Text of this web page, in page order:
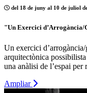
del 18 de juny al 10 de juliol
"Un Exercici d’Arrogància/
Un exercici
arquitectònica
una anàlisi de l’espai per
Ampliar